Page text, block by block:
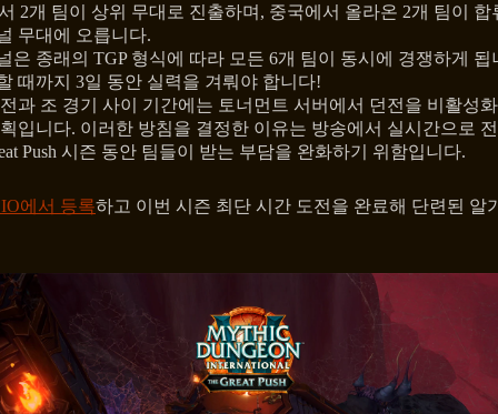
2개 팀이 상위 무대로 진출하며, 중국에서 올라온 2개 팀이 합
무대에 오릅니다.
은 종래의 TGP 형식에 따라 모든 6개 팀이 동시에 경쟁하게 됩
때까지 3일 동안 실력을 겨뤄야 합니다!
과 조 경기 사이 기간에는 토너먼트 서버에서 던전을 비활성
입니다. 이러한 방침을 결정한 이유는 방송에서 실시간으로
Push 시즌 동안 팀들이 받는 부담을 완화하기 위함입니다.
에서 등록하고 이번 시즌 최단 시간 도전을 완료해 단련된 알